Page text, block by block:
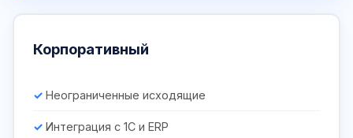
Корпоративный
Неограниченные исходящие
Интеграция с 1С и ERP